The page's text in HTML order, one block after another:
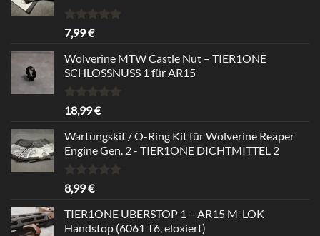
Bewertet
mit
von 5
7,99€
Wolverine MTW Castle Nut – TIER1ONE
SCHLOSSNUSS 1 für AR15
Bewertet
mit
von 5
18,99€
Wartungskit / O-Ring Kit für Wolverine Reaper
Engine Gen. 2 - TIER1ONE DICHTMITTEL 2
Bewertet
mit
von 5
8,99€
TIER1ONE UBERSTOP 1 – AR15 M-LOK
Handstop (6061 T6, eloxiert)